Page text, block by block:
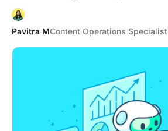
Pavitra MContent Operations Specialist